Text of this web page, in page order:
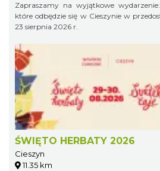
Zapraszamy na wyjątkowe
które odbędzie się w Cieszynie w
23 sierpnia 2026 r.
ŚWIĘTO HERBATY 2026
Cieszyn
11.35 km